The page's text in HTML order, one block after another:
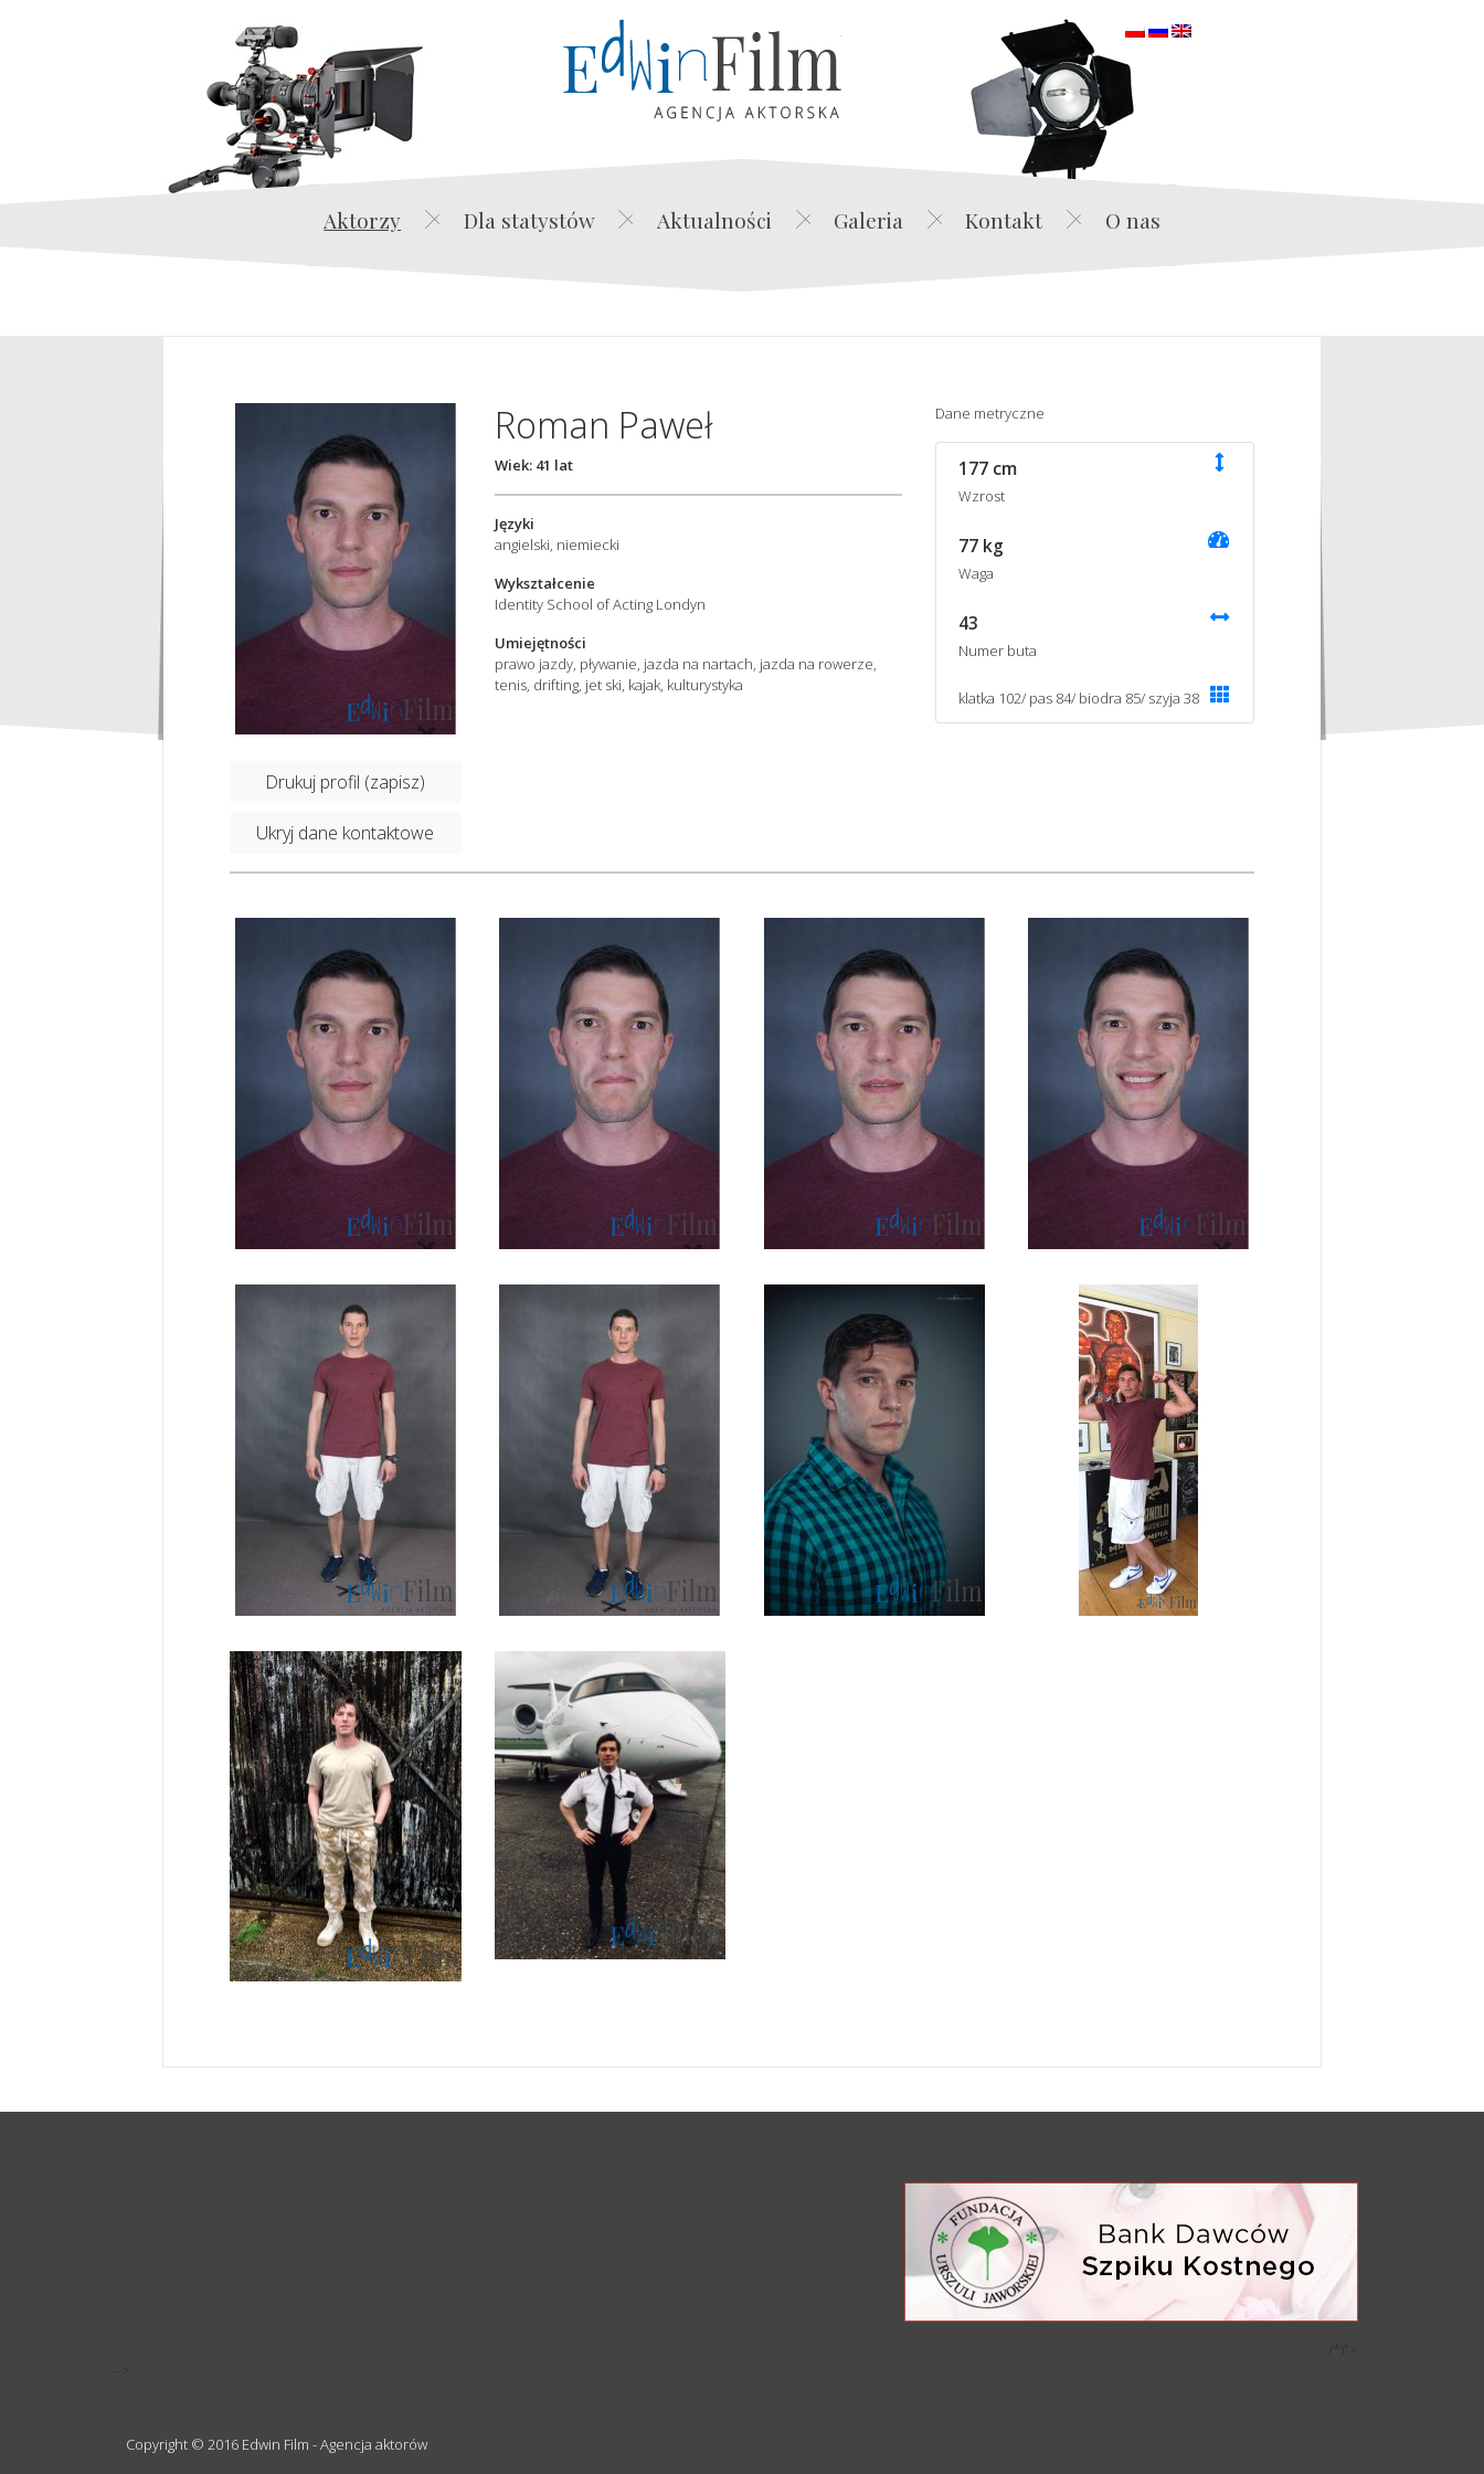
Edwin Film Agencja Aktorska
Aktorzy Dla statystów Aktualności Galeria Kontakt O nas
Drukuj profil (zapisz)
Ukryj dane kontaktowe
Roman Paweł
Wiek: 41 lat
Języki
angielski, niemiecki
Wykształcenie
Identity School of Acting Londyn
Umiejętności
prawo jazdy, pływanie, jazda na nartach, jazda na rowerze,
tenis, drifting, jet ski, kajak, kulturystyka
Dane metryczne
177 cm
Wzrost
77 kg
Waga
43
Numer buta
klatka 102/ pas 84/ biodra 85/ szyja 38
Copyright © 2016 Edwin Film - Agencja aktorów